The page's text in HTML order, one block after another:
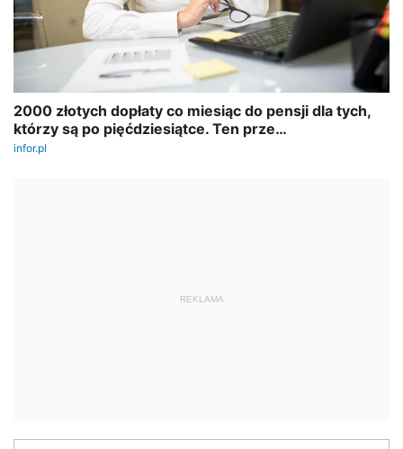
REKLAMA